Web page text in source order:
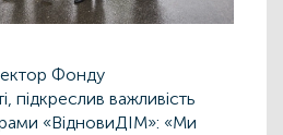
Фонду
підкреслив важливість
«ВідновиДІМ»: «Ми